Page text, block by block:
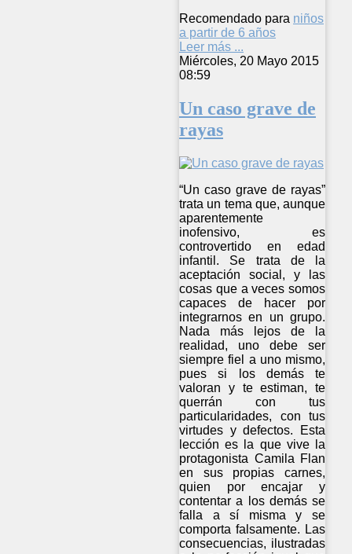
Recomendado para niños
a partir de 6 años
Leer más ...
Miércoles, 20 Mayo 2015
08:59
Un caso grave de
rayas
“Un caso grave de rayas”
trata un tema que, aunque
aparentemente
inofensivo, es
controvertido en edad
infantil. Se trata de la
aceptación social, y las
cosas que a veces somos
capaces de hacer por
integrarnos en un grupo.
Nada más lejos de la
realidad, uno debe ser
siempre fiel a uno mismo,
pues si los demás te
valoran y te estiman, te
querrán con tus
particularidades, con tus
virtudes y defectos. Esta
lección es la que vive la
protagonista Camila Flan
en sus propias carnes,
quien por encajar y
contentar a los demás se
falla a sí misma y se
comporta falsamente. Las
consecuencias, ilustradas